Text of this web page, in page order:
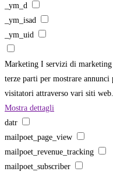
_ym_d
_ym_isad
_ym_uid
Marketing I servizi di
terze parti per mostrare
visitatori attraverso vari siti web.
Mostra dettagli
datr
mailpoet_page_view
mailpoet_revenue_tracking
mailpoet_subscriber